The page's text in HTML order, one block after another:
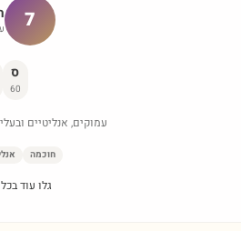
7
ס
60
עמוקים, אנליטיים
חוכמה
גלו עוד